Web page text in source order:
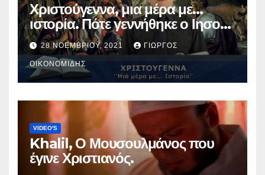
Χριστούγεννα, μια μέρα με…
ιστορία. Πότε γεννήθηκε ο Ιησούς
Χριστός; (Βίντεο).
28 ΝΟΕΜΒΡΊΟΥ, 2021 ΓΙΏΡΓΟΣ
ΟΙΚΟΝΟΜΊΔΗΣ
VIDEO'S
Khalil, Ο Μουσουλμάνος που
έγινε Χριστιανός.